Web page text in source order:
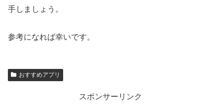
手しましょう。
参考になれば幸いです。
おすすめアプリ
スポンサーリンク